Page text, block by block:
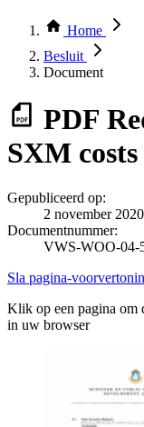
Thema COVID-
Bekijk per
Home
Besluit
Document
PDF
SXM
Gepubliceerd op:
2 november 2020
Documentnummer:
VWS-WOO-04-
Sla pagina-
Klik op een pagina om
in uw browser